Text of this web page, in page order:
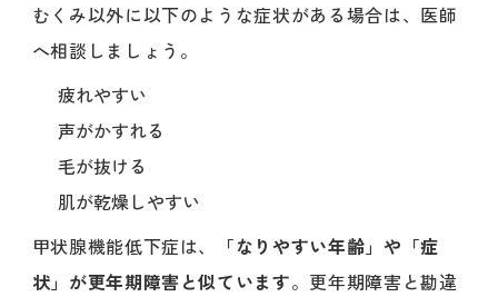
むくみ以外に以下のような症状がある場合は、医師
へ相談しましょう。
疲れやすい
声がかすれる
毛が抜ける
肌が乾燥しやすい
甲状腺機能低下症は、
「なりやすい年齢」や「症
状」が更年期障害と似ています。更年期障害と勘違